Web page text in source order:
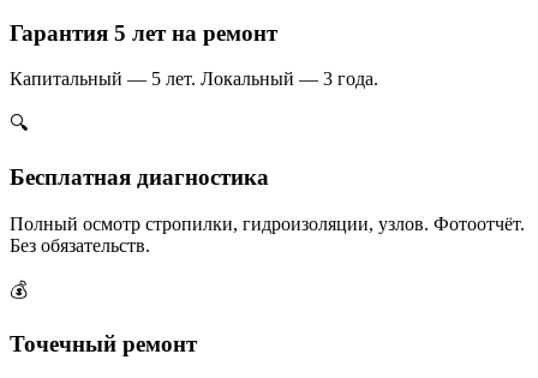
Гарантия 5 лет на ремонт
Капитальный — 5 лет. Локальный — 3 года.
🔍
Бесплатная диагностика
Полный осмотр стропилки, гидроизоляции, узлов. Фотоотчёт.
Без обязательств.
💰
Точечный ремонт